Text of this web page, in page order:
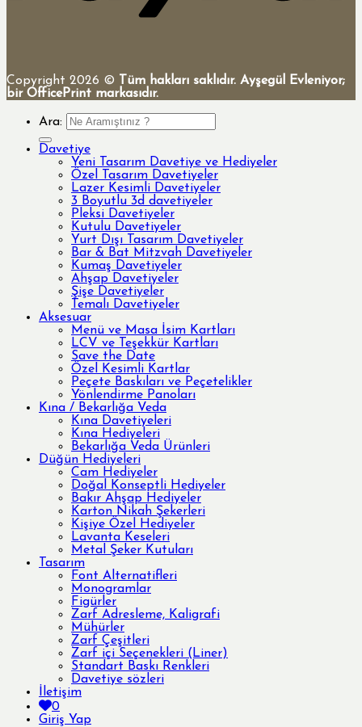
Copyright 2026 ©
Tüm hakları saklıdır. Ayşegül Evleniyor;
bir OfficePrint markasıdır.
Ara:
Davetiye
Yeni Tasarım Davetiye ve Hediyeler
Özel Tasarım Davetiyeler
Lazer Kesimli Davetiyeler
3 Boyutlu 3d davetiyeler
Pleksi Davetiyeler
Kutulu Davetiyeler
Yurt Dışı Tasarım Davetiyeler
Bar & Bat Mitzvah Davetiyeler
Kumaş Davetiyeler
Ahşap Davetiyeler
Şişe Davetiyeler
Temalı Davetiyeler
Aksesuar
Menü ve Masa İsim Kartları
LCV ve Teşekkür Kartları
Save the Date
Özel Kesimli Kartlar
Peçete Baskıları ve Peçetelikler
Yönlendirme Panoları
Kına / Bekarlığa Veda
Kına Davetiyeleri
Kına Hediyeleri
Bekarlığa Veda Ürünleri
Düğün Hediyeleri
Cam Hediyeler
Doğal Konseptli Hediyeler
Bakır Ahşap Hediyeler
Karton Nikah Şekerleri
Kişiye Özel Hediyeler
Lavanta Keseleri
Metal Şeker Kutuları
Tasarım
Font Alternatifleri
Monogramlar
Figürler
Zarf Adresleme, Kaligrafi
Mühürler
Zarf Çeşitleri
Zarf içi Seçenekleri (Liner)
Standart Baskı Renkleri
Davetiye sözleri
İletişim
0
Giriş Yap